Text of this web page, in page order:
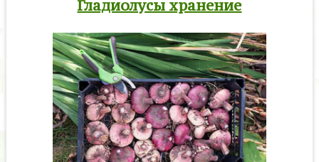
Гладиолусы хранение